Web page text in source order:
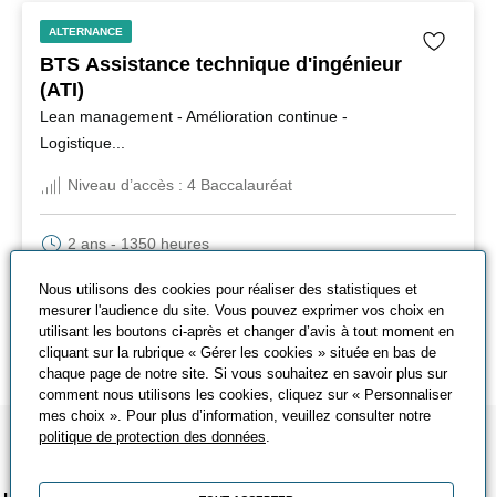
ALTERNANCE
BTS Assistance technique d'ingénieur
(ATI)
Lean management - Amélioration continue -
Logistique...
Niveau d’accès : 4 Baccalauréat
2 ans - 1350 heures
S’inscrire
En savoir plus
Nous utilisons des cookies pour réaliser des statistiques et
mesurer l'audience du site. Vous pouvez exprimer vos choix en
utilisant les boutons ci-après et changer d’avis à tout moment en
cliquant sur la rubrique « Gérer les cookies » située en bas de
chaque page de notre site. Si vous souhaitez en savoir plus sur
comment nous utilisons les cookies, cliquez sur « Personnaliser
mes choix ». Pour plus d’information, veuillez consulter notre
politique de protection des données